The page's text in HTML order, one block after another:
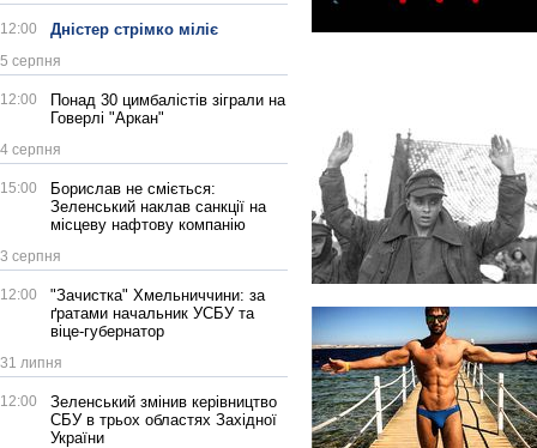
12:00 Дністер стрімко міліє
5 серпня
12:00
Понад 30 цимбалістів зіграли на
Говерлі "Аркан"
4 серпня
15:00
Борислав не сміється:
Зеленський наклав санкції на
місцеву нафтову компанію
3 серпня
12:00
"Зачистка" Хмельниччини: за
ґратами начальник УСБУ та
віце-губернатор
31 липня
12:00
Зеленський змінив керівництво
СБУ в трьох областях Західної
України